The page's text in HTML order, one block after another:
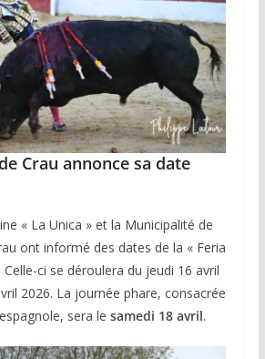
Crau annonce sa date
« La Unica » et la Municipalité de
ont informé des dates de la « Feria
Celle-ci se déroulera du jeudi 16 avril
2026. La journée phare, consacrée
sera le samedi 18 avril.